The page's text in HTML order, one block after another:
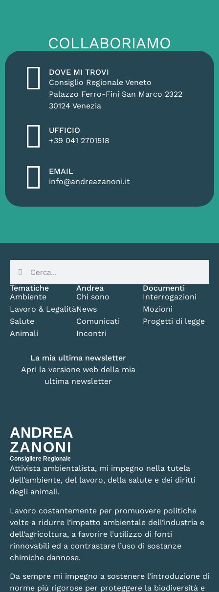
COLLABORIAMO
DOVE MI TROVI
Consiglio Regionale Veneto
Palazzo Ferro-Fini San Marco 2322
30124 Venezia
UFFICIO
+39 041 2701518
EMAIL
info@andreazanoni.it
ANDREA
ZANONI
Consigliere Regionale
Attivista ambientalista, mi impegno nella tutela
dell’ambiente, del lavoro, della salute e dei diritti
degli animali.
Lavoro costantemente per promuovere politiche
volte a ridurre l’impatto ambientale dell’industria e
dell’agricoltura, a favorire l’utilizzo di fonti
rinnovabili ed a contrastare l’uso di sostanze
chimiche dannose.
Da sempre mi impegno a sostenere l’introduzione di
norme più rigorose per proteggere la biodiversità e
Tematiche
Ambiente
Lavoro & Legalità
Salute
Animali
Andrea
Chi sono
News
Comunicati
Incontri
Documenti
Interrogazioni
Mozioni
Progetti di legge
La mia ultima newsletter
Apri la versione web della mia
ultima newsletter